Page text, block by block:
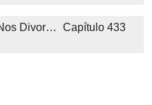
Bilionário, Vamos Nos Divorciar Capítulo 433